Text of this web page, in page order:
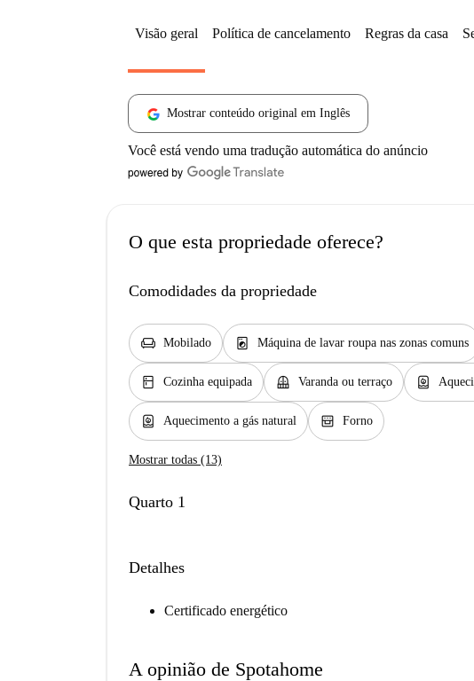
Visão geral Política de cancelamento Regras da casa
Mostrar conteúdo original em Inglês
Você está vendo uma tradução automática do anúncio
O que esta propriedade oferece?
Comodidades da propriedade
chair Mobilado local_laundry_service Máquina de lavar roupa nas zonas comuns
kitchen Cozinha equipada balcony Varanda ou terraço water_heater
water_heater Aquecimento a gás natural oven_gen Forno
Mostrar todas (13)
Quarto 1
Detalhes
Certificado energético
A opinião de Spotahome